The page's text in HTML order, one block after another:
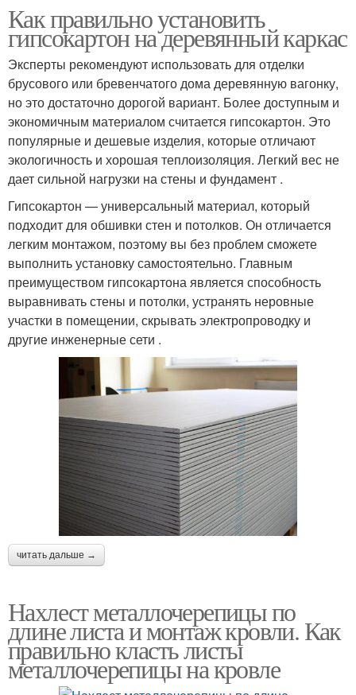
Как правильно установить
гипсокартон на деревянный каркас
Эксперты рекомендуют использовать для отделки
брусового или бревенчатого дома деревянную вагонку,
но это достаточно дорогой вариант. Более доступным и
экономичным материалом считается гипсокартон. Это
популярные и дешевые изделия, которые отличают
экологичность и хорошая теплоизоляция. Легкий вес не
дает сильной нагрузки на стены и фундамент .
Гипсокартон — универсальный материал, который
подходит для обшивки стен и потолков. Он отличается
легким монтажом, поэтому вы без проблем сможете
выполнить установку самостоятельно. Главным
преимуществом гипсокартона является способность
выравнивать стены и потолки, устранять неровные
участки в помещении, скрывать электропроводку и
другие инженерные сети .
читать дальше →
Нахлест металлочерепицы по
длине листа и монтаж кровли. Как
правильно класть листы
металлочерепицы на кровле